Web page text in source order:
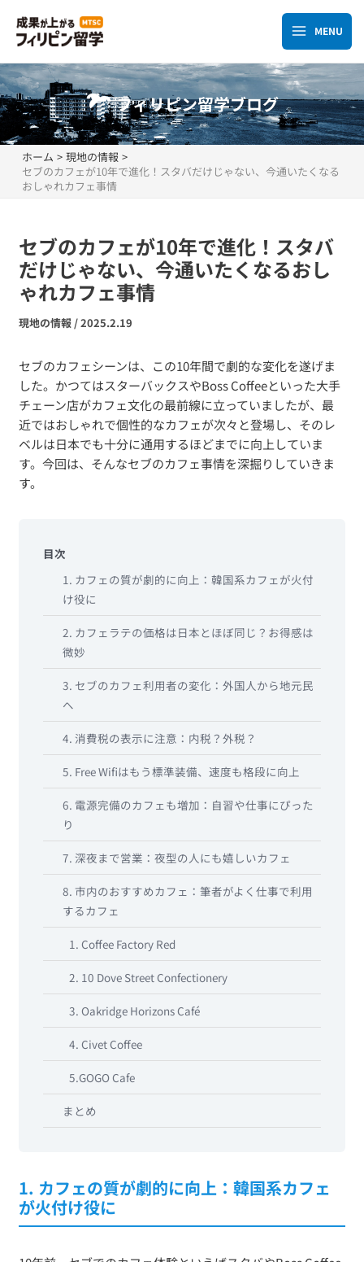
ス
キ
ッ
Main
Menu
MENU
フィリピン留学ブログ
ホーム
現地の情報
セブのカフェが10年で進化！スタバだけじゃない、今通いたくなる
おしゃれカフェ事情
セブのカフェが10年で進化！スタバ
だけじゃない、今通いたくなるおし
ゃれカフェ事情
現地の情報 /2025.2.19
セブのカフェシーンは、この10年間で劇的な変化を遂げま
した。かつてはスターバックスやBoss Coffeeといった大手
チェーン店がカフェ文化の最前線に立っていましたが、最
近ではおしゃれで個性的なカフェが次々と登場し、そのレ
ベルは日本でも十分に通用するほどまでに向上していま
す。今回は、そんなセブのカフェ事情を深掘りしていきま
す。
目次
1. カフェの質が劇的に向上：韓国系カフェが火付
け役に
2. カフェラテの価格は日本とほぼ同じ？お得感は
微妙
3. セブのカフェ利用者の変化：外国人から地元民
へ
4. 消費税の表示に注意：内税？外税？
5. Free Wifiはもう標準装備、速度も格段に向上
6. 電源完備のカフェも増加：自習や仕事にぴった
り
7. 深夜まで営業：夜型の人にも嬉しいカフェ
8. 市内のおすすめカフェ：筆者がよく仕事で利用
するカフェ
1. Coffee Factory Red
2. 10 Dove Street Confectionery
3. Oakridge Horizons Café
4. Civet Coffee
5.GOGO Cafe
まとめ
1. カフェの質が劇的に向上：韓国系カフェ
が火付け役に